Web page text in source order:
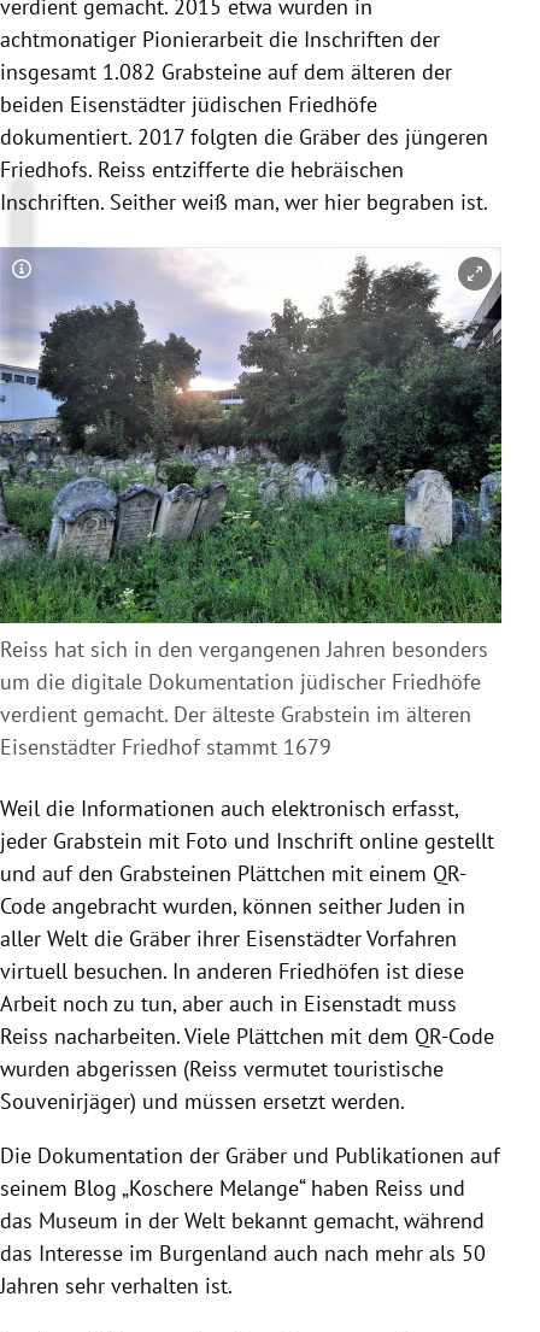
verdient gemacht. 2015 etwa wurden in
achtmonatiger Pionierarbeit die Inschriften der
insgesamt 1.082 Grabsteine auf dem älteren der
beiden Eisenstädter jüdischen Friedhöfe
dokumentiert. 2017 folgten die Gräber des jüngeren
Friedhofs. Reiss entzifferte die hebräischen
Inschriften. Seither weiß man, wer hier begraben ist.
Copyright-Hinweis öffnen/schließen
Reiss hat sich in den vergangenen Jahren besonders
um die digitale Dokumentation jüdischer Friedhöfe
verdient gemacht. Der älteste Grabstein im älteren
Eisenstädter Friedhof stammt 1679
Weil die Informationen auch elektronisch erfasst,
jeder Grabstein mit Foto und Inschrift online gestellt
und auf den Grabsteinen Plättchen mit einem QR-
Code angebracht wurden, können seither Juden in
aller Welt die Gräber ihrer Eisenstädter Vorfahren
virtuell besuchen. In anderen Friedhöfen ist diese
Arbeit noch zu tun, aber auch in Eisenstadt muss
Reiss nacharbeiten. Viele Plättchen mit dem QR-Code
wurden abgerissen (Reiss vermutet touristische
Souvenirjäger) und müssen ersetzt werden.
Die Dokumentation der Gräber und Publikationen auf
seinem Blog „Koschere Melange“ haben Reiss und
das Museum in der Welt bekannt gemacht, während
das Interesse im Burgenland auch nach mehr als 50
Jahren sehr verhalten ist.